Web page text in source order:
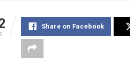
Share on Facebook